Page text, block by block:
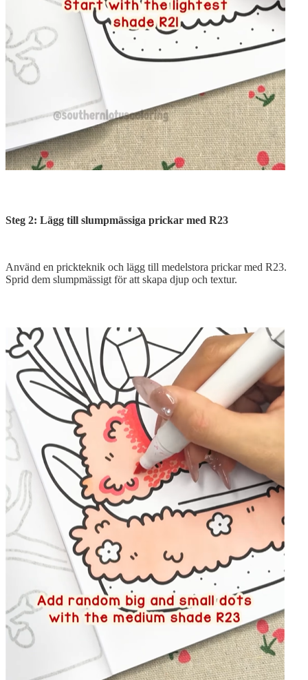
Steg 2: Lägg till slumpmässiga prickar med R23
Använd en prickteknik och lägg till medelstora prickar med R23.
Sprid dem slumpmässigt för att skapa djup och textur.